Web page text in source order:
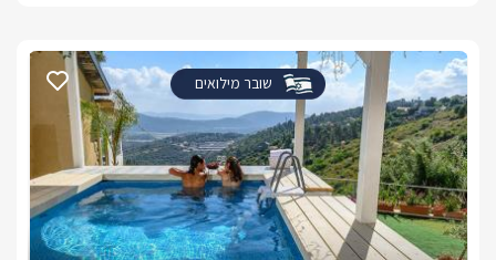
שובר מילואים